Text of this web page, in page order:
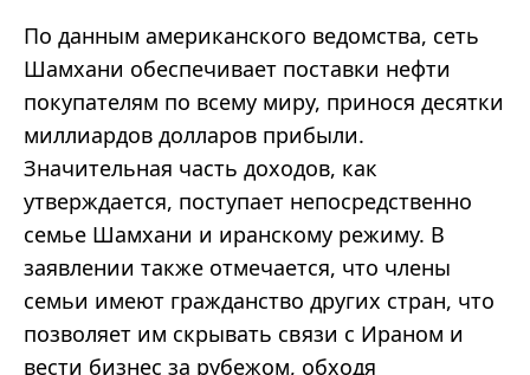
По данным американского ведомства, сеть
Шамхани обеспечивает поставки нефти
покупателям по всему миру, принося десятки
миллиардов долларов прибыли.
Значительная часть доходов, как
утверждается, поступает непосредственно
семье Шамхани и иранскому режиму. В
заявлении также отмечается, что члены
семьи имеют гражданство других стран, что
позволяет им скрывать связи с Ираном и
вести бизнес за рубежом, обходя